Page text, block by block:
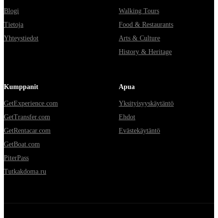
Blogi
Tietoja
Yhteystiedot
Walking Tours
Food & Restaurants
Arts & Culture
History & Heritage
Kumppanit
GetExperience.com
GetTransfer.com
GetRentacar.com
GetBoat.com
PiterPass
Tutkakdoma.ru
Apua
Yksityisyyskäytäntö
Ehdot
Evästekäytäntö